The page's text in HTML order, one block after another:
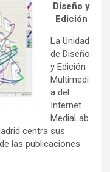
Diseño y
Edición
La Unidad
de Diseño
y Edición
Multimedi
a del
Internet
MediaLab
centra sus
las publicaciones